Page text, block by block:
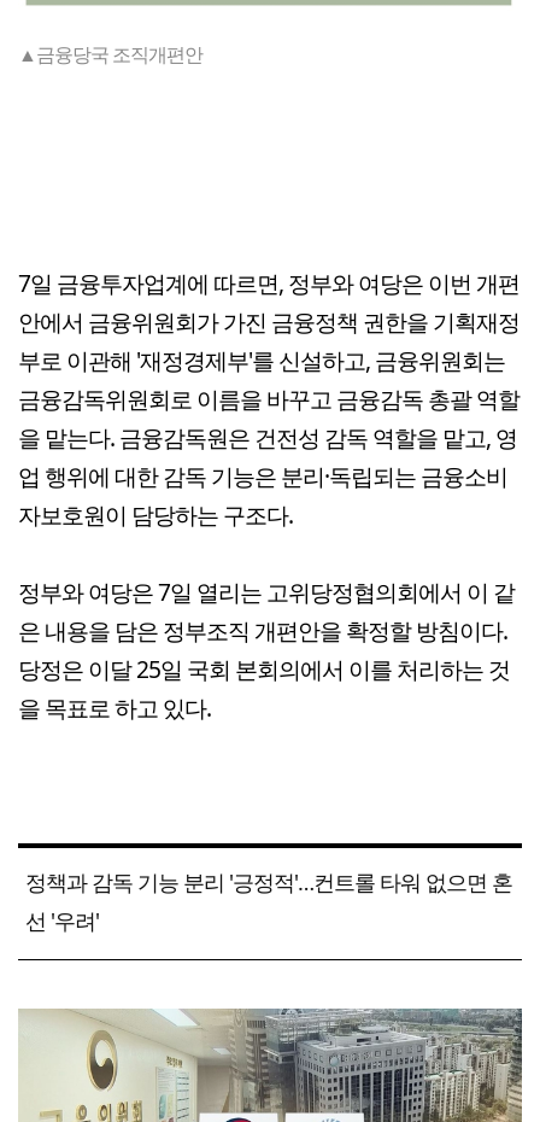
▲금융당국 조직개편안
7일 금융투자업계에 따르면, 정부와 여당은 이번 개편
안에서 금융위원회가 가진 금융정책 권한을 기획재정
부로 이관해 '재정경제부'를 신설하고, 금융위원회는
금융감독위원회로 이름을 바꾸고 금융감독 총괄 역할
을 맡는다. 금융감독원은 건전성 감독 역할을 맡고, 영
업 행위에 대한 감독 기능은 분리·독립되는 금융소비
자보호원이 담당하는 구조다.
정부와 여당은 7일 열리는 고위당정협의회에서 이 같
은 내용을 담은 정부조직 개편안을 확정할 방침이다.
당정은 이달 25일 국회 본회의에서 이를 처리하는 것
을 목표로 하고 있다.
정책과 감독 기능 분리 '긍정적'…컨트롤 타워 없으면 혼
선 '우려'